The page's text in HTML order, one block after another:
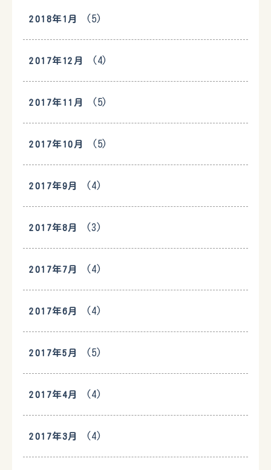
2018年1月 (5)
2017年12月 (4)
2017年11月 (5)
2017年10月 (5)
2017年9月 (4)
2017年8月 (3)
2017年7月 (4)
2017年6月 (4)
2017年5月 (5)
2017年4月 (4)
2017年3月 (4)